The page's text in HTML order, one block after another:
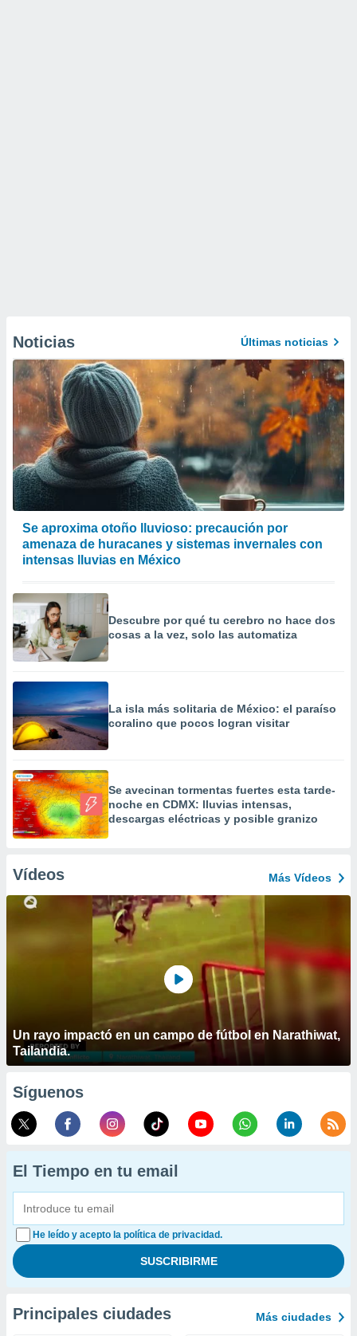
Noticias Últimas noticias
Se aproxima otoño lluvioso: precaución por
amenaza de huracanes y sistemas invernales con
intensas lluvias en México
Descubre por qué tu cerebro no hace dos
cosas a la vez, solo las automatiza
La isla más solitaria de México: el paraíso
coralino que pocos logran visitar
Se avecinan tormentas fuertes esta tarde-
noche en CDMX: lluvias intensas,
descargas eléctricas y posible granizo
Vídeos Más Vídeos
Un rayo impactó en un campo de fútbol en Narathiwat,
Tailandia.
Síguenos
El Tiempo en tu email
He leído y acepto la política de privacidad.
Principales ciudades Más ciudades